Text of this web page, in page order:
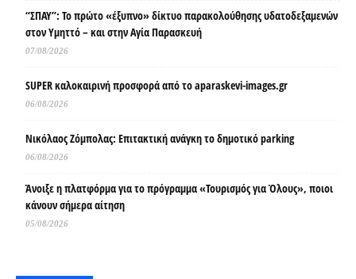
“ΣΠΑΥ”: Το πρώτο «έξυπνο» δίκτυο παρακολούθησης υδατοδεξαμενών
στον Υμηττό – και στην Αγία Παρασκευή
07/08/2026
SUPER καλοκαιρινή προσφορά από το aparaskevi-images.gr
06/08/2026
Νικόλαος Ζόμπολας: Επιτακτική ανάγκη το δημοτικό parking
06/08/2026
Άνοιξε η πλατφόρμα για το πρόγραμμα «Τουρισμός για Όλους», ποιοι
κάνουν σήμερα αίτηση
05/08/2026